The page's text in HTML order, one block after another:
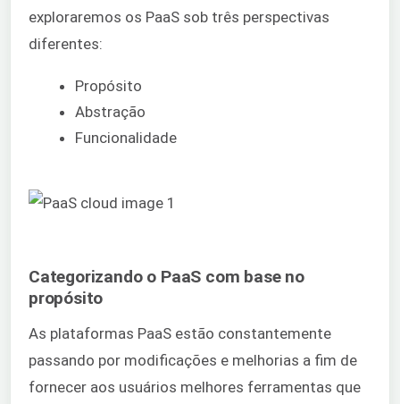
exploraremos os PaaS sob três perspectivas
diferentes:
Propósito
Abstração
Funcionalidade
Categorizando o PaaS com base no
propósito
As plataformas PaaS estão constantemente
passando por modificações e melhorias a fim de
fornecer aos usuários melhores ferramentas que